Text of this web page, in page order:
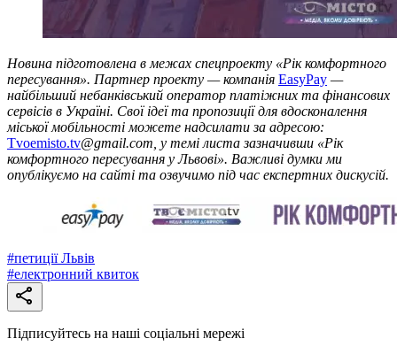
Новина підготовлена в межах спецпроекту «Рік комфортного
пересування». Партнер проекту — компанія EasyPay —
найбільший небанківський оператор платіжних та фінансових
сервісів в Україні. Свої ідеї та пропозиції для вдосконалення
міської мобільності можете надсилати за адресою:
Tvoemisto.tv@gmail.com, у темі листа зазначивши «Рік
комфортного пересування у Львові». Важливі думки ми
опублікуємо на сайті та озвучимо під час експертних дискусій.
#петиції Львів
#електронний квиток
Підписуйтесь на наші соціальні мережі